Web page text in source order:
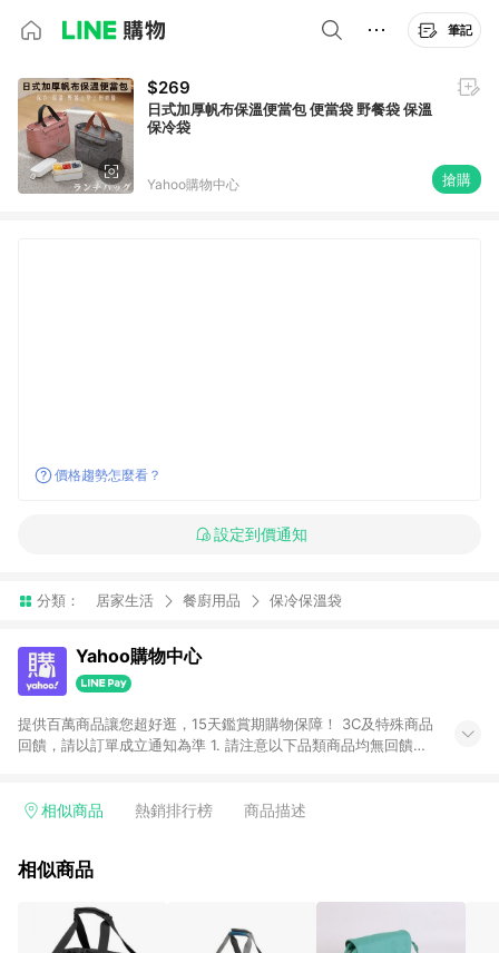
筆記
$269
日式加厚帆布保溫便當包 便當袋 野餐袋 保溫
保冷袋
Yahoo購物中心 搶購
價格趨勢怎麼看？
設定到價通知
分類： 居家生活 餐廚用品 保冷保溫袋
Yahoo購物中心
提供百萬商品讓您超好逛，15天鑑賞期購物保障！ 3C及特殊商品
回饋，請以訂單成立通知為準 1. 請注意以下品類商品均無回饋：
電玩/遊戲/相機/單眼/鏡頭/拍立得 [2024/6/1起適用] -內接硬
的購回饋活動享Yahoo超贈點回饋者 - 購物中心商店之商品：商
3. 訂單回饋金額將扣除運費/購物金/超贈點/福利金/紅利折抵/折
價券等虛擬貨幣折抵 4. 大宗採購或批發轉賣不具回饋資格： 如
相似商品 熱銷排行榜 商品描述
相似商品